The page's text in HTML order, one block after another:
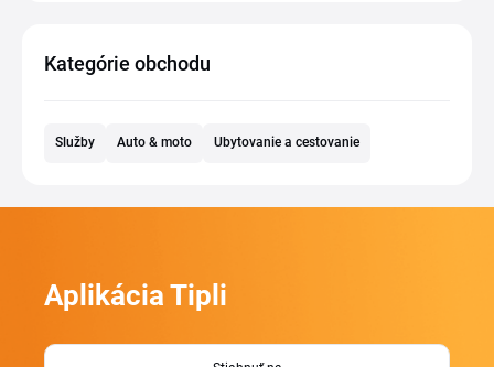
Kategórie obchodu
Služby Auto & moto Ubytovanie a cestovanie
Aplikácia Tipli